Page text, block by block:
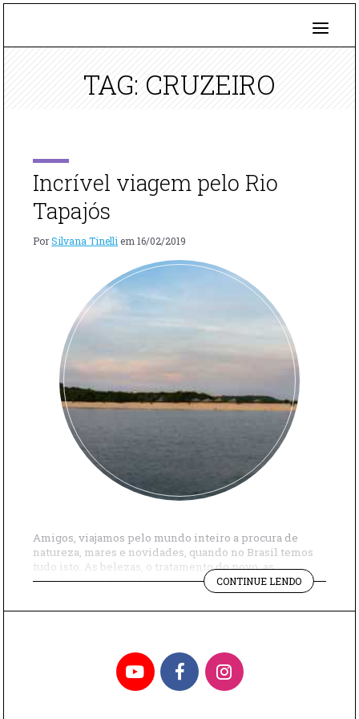
TAG: CRUZEIRO
Incrível viagem pelo Rio
Tapajós
PorSilvana Tinelli em 16/02/2019
Amigos, viajamos pelo mundo inteiro a procura de
natureza, mares e novidades, quando no Brasil temos
tudo isto. As belezas, o tratamento do povo, as
gentilezas e educação não existem em nenhum lugar
no resto do mundo. Isso eu posso garantir! Há algum
tempo estivemos em um cruzeiro pelo Rio Tapajós, na
CONTINUE LENDO"INCRÍVEL
VIAGEM
PELO
YouTubeFacebookInstagram